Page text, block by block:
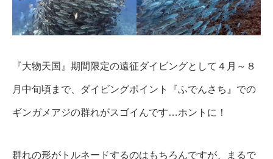
『大物天国』期間限定の遠征ダイビングとして４月～８
月中旬頃まで、ダイビングポイント『ふでんさち』での
ギンガメアジの群れがスゴイんです…ホントに！
群れの形がトルネードするのはもちろんですが、まるで